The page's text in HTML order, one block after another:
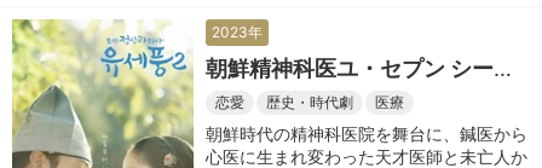
2023年
朝鮮精神科医ユ・セプン シーズ
ン2
恋愛 歴史・時代劇 医療
朝鮮時代の精神科医院を舞台に、鍼医から
心医に生まれ変わった天才医師と未亡人か